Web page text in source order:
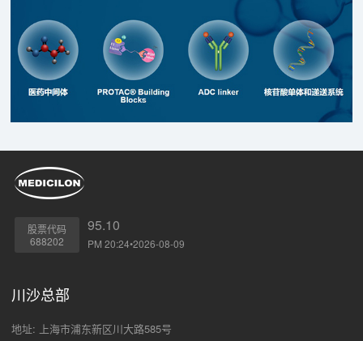
股票代码
688202
95.10
PM 20:24•2026-08-09
川沙总部
地址: 上海市浦东新区川大路585号